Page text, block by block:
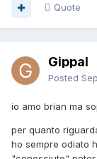
Quote
Gippal
Posted
io amo brian ma
per quanto
ho sempre odiato